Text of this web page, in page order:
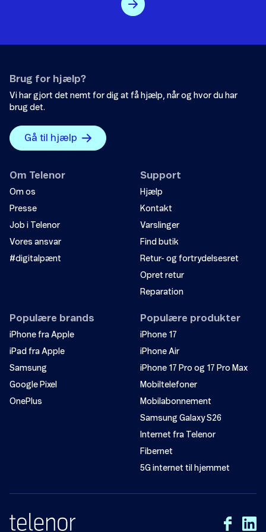
Mobilforsikring
Viderestilling
Forbrugsmax (indholdstjenester)
Inaktivt SIM eller ingen tjeneste
Problemer med lav hastighed eller intet netværk?
Brug for hjælp?
Vi har gjort det nemt for dig at få hjælp, når og hvor du har
brug det.
Gå til hjælp
Om Telenor
Om os
Presse
Job i Telenor
Vores ansvar
#digitalpænt
Support
Hjælp
Kontakt
Varslinger
Find butik
Retur- og fortrydelsesret
Opret retur
Reparation
Populære brands
iPhone fra Apple
iPad fra Apple
Samsung
Google Pixel
OnePlus
Populære produkter
iPhone 17
iPhone Air
iPhone 17 Pro og 17 Pro Max
Mobiltelefoner
Mobilabonnement
Samsung Galaxy S26
Internet fra Telenor
Fibernet
5G internet til hjemmet